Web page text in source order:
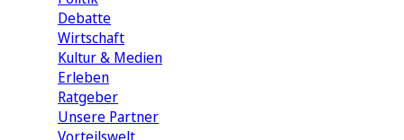
Debatte
Wirtschaft
Kultur & Medien
Erleben
Ratgeber
Unsere Partner